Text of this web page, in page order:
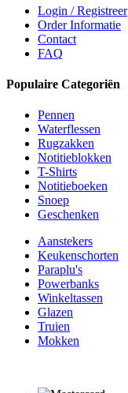
Login / Registreer
Order Informatie
Contact
FAQ
Populaire Categoriën
Pennen
Waterflessen
Rugzakken
Notitieblokken
T-Shirts
Notitieboeken
Snoep
Geschenken
Aanstekers
Keukenschorten
Paraplu's
Powerbanks
Winkeltassen
Glazen
Truien
Mokken